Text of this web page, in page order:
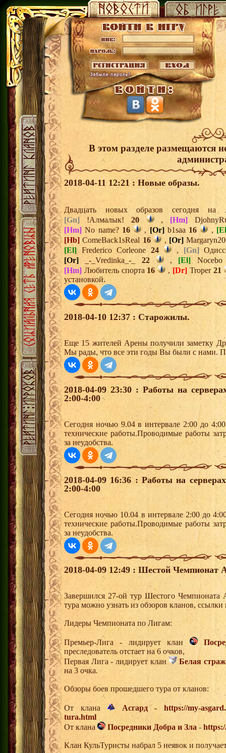
В этом разделе размещаются
2018-04-11 12:21 : Новые образы.
Двадцать новых образов сегодня
[Gn] !Алмалык! 20 , [Hm]
[Hm] No name? 16 , [Or]b1saa 16 ,
[Hb] ComeBack1sReal 16 , [Or]
[El] Frederico Corleone 24 , [Gn]
[Or] _-_Vredinka_-_ 22 , [El]
[Hm] Любитель спорта 16 , [Dr]Troper 21
установкой.
2018-04-10 12:37 : Старожилы.
Еще 15 жителей Арены получили заметку
Мы рады, что все эти годы Вы были с нами.
2018-04-09 23:30 : Работы на
2:00-4:00
Сегодня ночью 9.04 в интервале 2:00 до
технические работы.Проводимые работы
за неудобства.
2018-04-09 16:36 : Работы на
2:00-4:00
Сегодня ночью 10.04 в интервале 2:00 до
технические работы.Проводимые работы
за неудобства.
2018-04-09 12:49 : Шестой Чемпионат
Завершился 27-ой тур Шестого
тура можно узнать из обзоров кланов,
Лидеры Чемпионата по Лигам:
Премьер-Лига - лидирует клан
преследователь отстает на 6 очков,
Первая Лига - лидирует клан
Белая
на 3 очка.
Обзоры боев прошедшего тура от кланов:
От клана Асгард-https://my-
tura.html
От клана
Посредники Добра и Зла -
Клан КульТуристы набрал 5 неявок и